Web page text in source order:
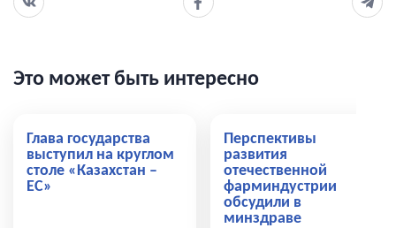
Это может быть интересно
Глава государства
выступил на круглом
столе «Казахстан –
ЕС»
Перспективы
развития
отечественной
фарминдустрии
обсудили в
минздраве